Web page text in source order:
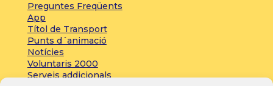
Preguntes Freqüents
App
Títol de Transport
Punts d´animació
Notícies
Voluntaris 2000
Serveis addicionals